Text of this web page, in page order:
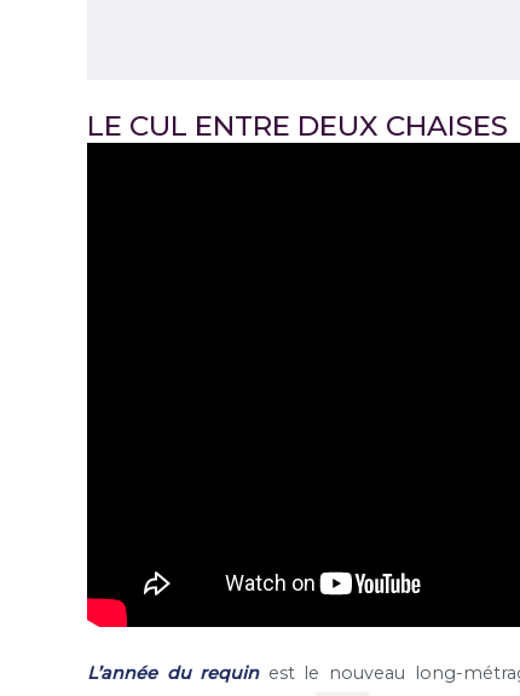
LE CUL ENTRE DEUX CHAISES
L’année du requinest le nouveau long-